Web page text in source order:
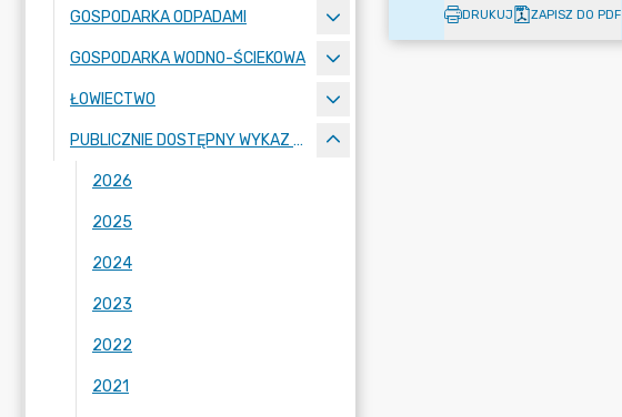
GOSPODARKA ODPADAMI
GOSPODARKA WODNO-ŚCIEKOWA
ŁOWIECTWO
PUBLICZNIE DOSTĘPNY WYKAZ DANYCH
2026
2025
2024
2023
2022
2021
DRUKUJ ZAPISZ DO PDF